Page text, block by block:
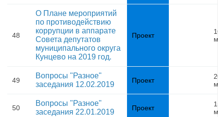
48
О Плане мероприятий
по противодействию
коррупции в аппарате
Совета депутатов
муниципального округа
Кунцево на 2019 год.
Проект
49
Вопросы "Разное"
заседания 12.02.2019
Проект
50
Вопросы "Разное"
заседания 22.01.2019
Проект